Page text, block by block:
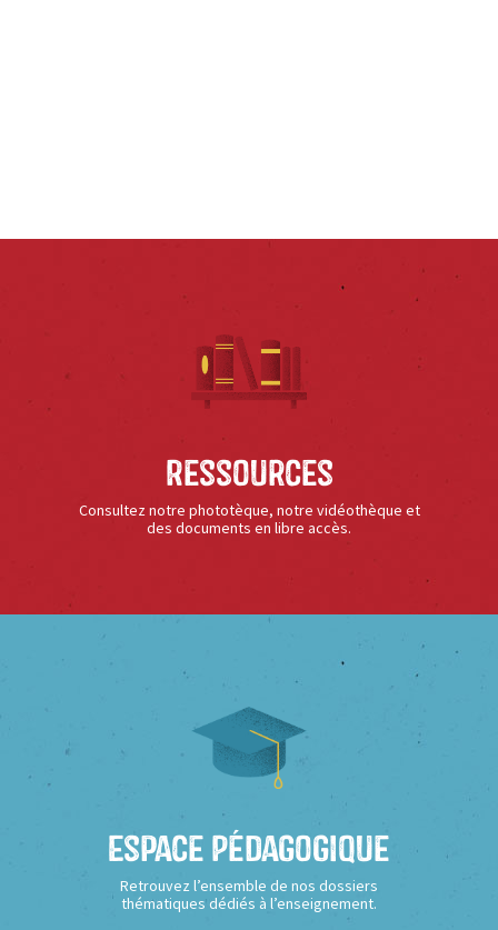
Ressources
Consultez notre phototèque, notre vidéothèque et
des documents en libre accès.
Espace Pédagogique
Retrouvez l’ensemble de nos dossiers
thématiques dédiés à l’enseignement.